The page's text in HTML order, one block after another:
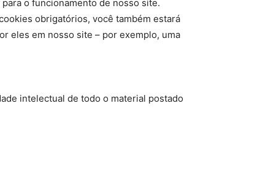
o funcionamento de nosso site.
obrigatórios, você também estará
eles em nosso site – por exemplo, uma
intelectual de todo o material postado